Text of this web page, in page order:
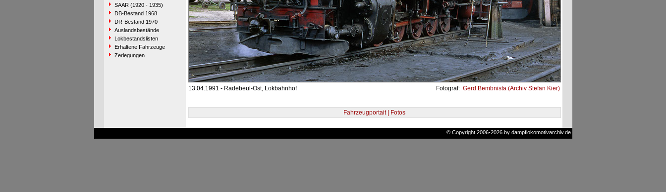
SAAR (1920 - 1935)
DB-Bestand 1968
DR-Bestand 1970
Auslandsbestände
Lokbestandslisten
Erhaltene Fahrzeuge
Zerlegungen
13.04.1991 - Radebeul-Ost, Lokbahnhof Fotograf: Gerd Bembnista (Archiv Stefan Kier)
Fahrzeugportait | Fotos
© Copyright 2006-2026 by dampflokomotivarchiv.de